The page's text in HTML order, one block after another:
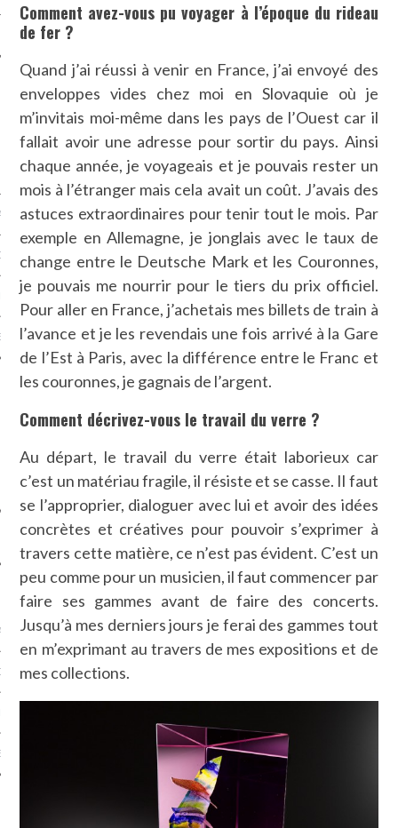
CARAVELLE
PODCAST
CARAVELLE
CARAVELLE
PODCAST
Comment avez-vous pu voyager à l’époque du rideau
de fer ?
Quand j’ai réussi à venir en France, j’ai envoyé des
enveloppes vides chez moi en Slovaquie où je
m’invitais moi-même dans les pays de l’Ouest car il
fallait avoir une adresse pour sortir du pays. Ainsi
chaque année, je voyageais et je pouvais rester un
mois à l’étranger mais cela avait un coût. J’avais des
astuces extraordinaires pour tenir tout le mois. Par
exemple en Allemagne, je jonglais avec le taux de
change entre le Deutsche Mark et les Couronnes,
je pouvais me nourrir pour le tiers du prix officiel.
Pour aller en France, j’achetais mes billets de train à
l’avance et je les revendais une fois arrivé à la Gare
de l’Est à Paris, avec la différence entre le Franc et
les couronnes, je gagnais de l’argent.
Comment décrivez-vous le travail du verre ?
Au départ, le travail du verre était laborieux car
c’est un matériau fragile, il résiste et se casse. Il faut
se l’approprier, dialoguer avec lui et avoir des idées
concrètes et créatives pour pouvoir s’exprimer à
travers cette matière, ce n’est pas évident. C’est un
peu comme pour un musicien, il faut commencer par
faire ses gammes avant de faire des concerts.
Jusqu’à mes derniers jours je ferai des gammes tout
en m’exprimant au travers de mes expositions et de
mes collections.